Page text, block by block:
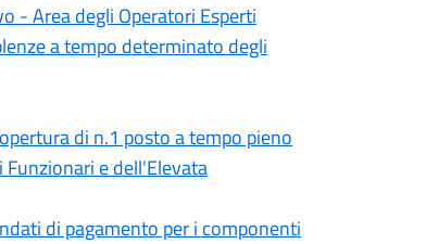
- Area degli Operatori Esperti
a tempo determinato degli
di n.1 posto a tempo pieno
e dell'Elevata
di pagamento per i componenti